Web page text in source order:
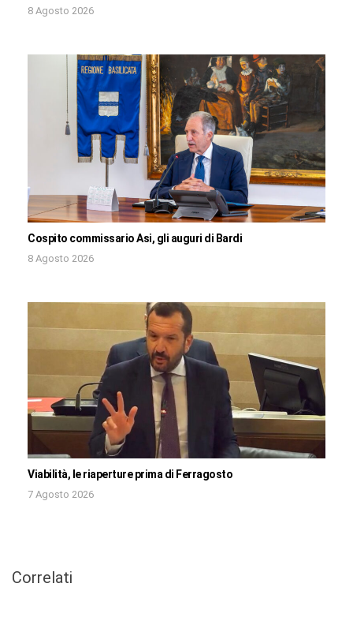
8 Agosto 2026
Cospito commissario Asi, gli auguri di Bardi
8 Agosto 2026
Viabilità, le riaperture prima di Ferragosto
7 Agosto 2026
Correlati